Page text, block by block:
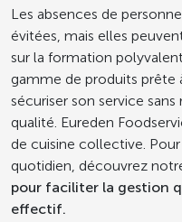
Les absences de
évitées, mais elles
sur la formation
gamme de produits prête
sécuriser son service
qualité. Eureden
de cuisine collective.
quotidien, découvrez
pour faciliter la gestion
effectif.